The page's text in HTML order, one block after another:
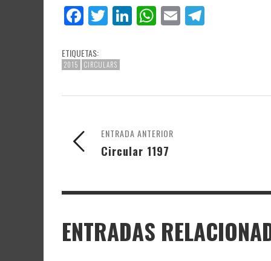
Facebook
Twitter
LinkedIn
WhatsApp
Email
ETIQUETAS:
2015 CIRCULARS
ENTRADA ANTERIOR
Circular 1197
ENTRADAS